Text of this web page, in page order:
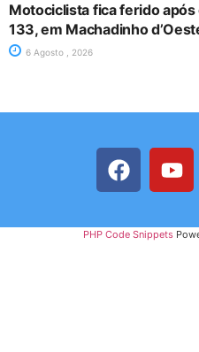
Motociclista fica ferido
133, em Machadinho
6 Agosto , 2026
PHP Code Snippets